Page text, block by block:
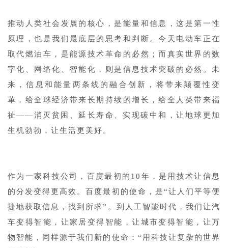
推动人类社会发展的核心，是能量和信息，这是第一性
原理，也是我们最底层的思考和判断。今天电动车正在
取代燃油车，是能源技术革命的必然；而真实世界的数
字化、网络化、智能化，则是信息技术突破的必然。未
来，信息和能量两条线的融合创新，将带来颠覆性变
革，给全球经济带来长期持续的增长，给全人类带来福
祉——消灭贫困、延长寿命、实现碳中和，让地球更加
生机勃勃，让生活更美好。
作为一家科技公司，百度最初的10年，是用技术让信息
的分发变得更高效。百度最初的使命，是“让人们平等便
捷地获取信息，找到所求”。到人工智能时代，我们让汽
车变得智能，让家居变得智能，让城市变得智能，让万
物智能，同样源于我们新的使命：“用科技让复杂的世界